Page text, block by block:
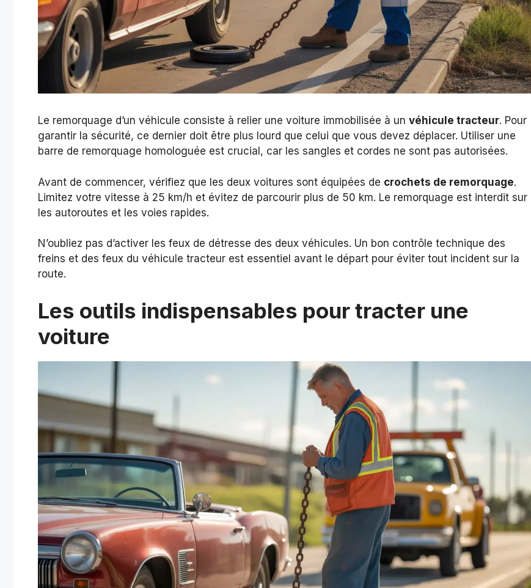
Le remorquage d’un véhicule consiste à relier une voiture immobilisée à un véhicule tracteur. Pour
garantir la sécurité, ce dernier doit être plus lourd que celui que vous devez déplacer. Utiliser une
barre de remorquage homologuée est crucial, car les sangles et cordes ne sont pas autorisées.
Avant de commencer, vérifiez que les deux voitures sont équipées de crochets de remorquage.
Limitez votre vitesse à 25 km/h et évitez de parcourir plus de 50 km. Le remorquage est interdit sur
les autoroutes et les voies rapides.
N’oubliez pas d’activer les feux de détresse des deux véhicules. Un bon contrôle technique des
freins et des feux du véhicule tracteur est essentiel avant le départ pour éviter tout incident sur la
route.
Les outils indispensables pour tracter une
voiture